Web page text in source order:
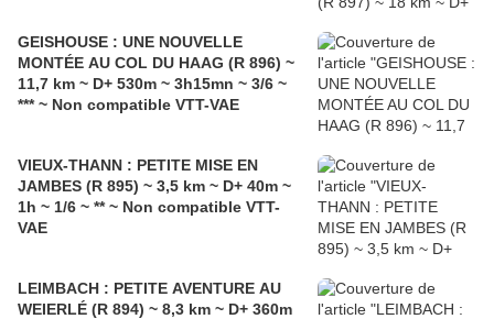
GEISHOUSE : UNE NOUVELLE
MONTÉE AU COL DU HAAG (R 896) ~
11,7 km ~ D+ 530m ~ 3h15mn ~ 3/6 ~
*** ~ Non compatible VTT-VAE
VIEUX-THANN : PETITE MISE EN
JAMBES (R 895) ~ 3,5 km ~ D+ 40m ~
1h ~ 1/6 ~ ** ~ Non compatible VTT-
VAE
LEIMBACH : PETITE AVENTURE AU
WEIERLÉ (R 894) ~ 8,3 km ~ D+ 360m